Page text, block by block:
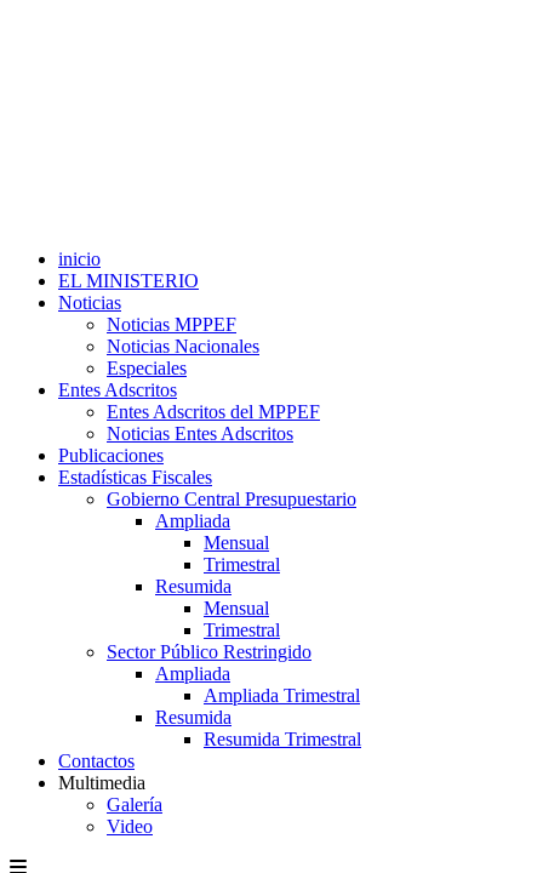
inicio
EL MINISTERIO
Noticias
Noticias MPPEF
Noticias Nacionales
Especiales
Entes Adscritos
Entes Adscritos del MPPEF
Noticias Entes Adscritos
Publicaciones
Estadísticas Fiscales
Gobierno Central Presupuestario
Ampliada
Mensual
Trimestral
Resumida
Mensual
Trimestral
Sector Público Restringido
Ampliada
Ampliada Trimestral
Resumida
Resumida Trimestral
Contactos
Multimedia
Galería
Video